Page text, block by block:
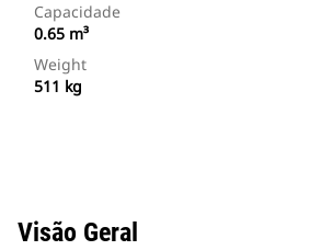
Capacidade
0.65 m³
Weight
511 kg
Visão Geral